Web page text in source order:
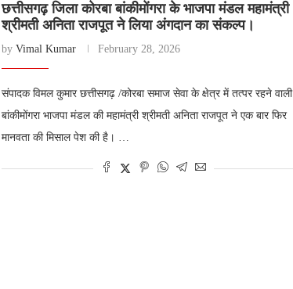
छत्तीसगढ़ जिला कोरबा बांकीमोंगरा के भाजपा मंडल महामंत्री
श्रीमती अनिता राजपूत ने लिया अंगदान का संकल्प।
by Vimal Kumar February 28, 2026
संपादक विमल कुमार छत्तीसगढ़ /कोरबा समाज सेवा के क्षेत्र में तत्पर रहने वाली
बांकीमोंगरा भाजपा मंडल की महामंत्री श्रीमती अनिता राजपूत ने एक बार फिर
मानवता की मिसाल पेश की है। …